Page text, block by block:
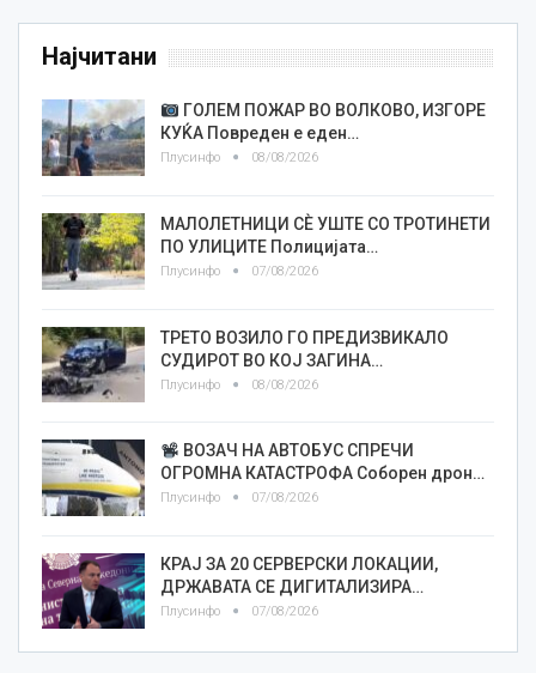
Најчитани
ГОЛЕМ ПОЖАР ВО ВОЛКОВО, ИЗГОРЕ
КУЌА Повреден е еден…
Плусинфо 08/08/2026
МАЛОЛЕТНИЦИ СÈ УШТЕ СО ТРОТИНЕТИ
ПО УЛИЦИТЕ Полицијата…
Плусинфо 07/08/2026
ТРЕТО ВОЗИЛО ГО ПРЕДИЗВИКАЛО
СУДИРОТ ВО КОЈ ЗАГИНА…
Плусинфо 08/08/2026
ВОЗАЧ НА АВТОБУС СПРЕЧИ
ОГРОМНА КАТАСТРОФА Соборен дрон…
Плусинфо 07/08/2026
КРАЈ ЗА 20 СЕРВЕРСКИ ЛОКАЦИИ,
ДРЖАВАТА СЕ ДИГИТАЛИЗИРА…
Плусинфо 07/08/2026